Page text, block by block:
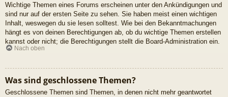
Wichtige Themen eines Forums erscheinen unter den Ankündigungen und
sind nur auf der ersten Seite zu sehen. Sie haben meist einen wichtigen
Inhalt, weswegen du sie lesen solltest. Wie bei den Bekanntmachungen
hängt es von deinen Berechtigungen ab, ob du wichtige Themen erstellen
kannst oder nicht; die Berechtigungen stellt die Board-Administration ein.
Nach oben
Was sind geschlossene Themen?
Geschlossene Themen sind Themen, in denen nicht mehr geantwortet